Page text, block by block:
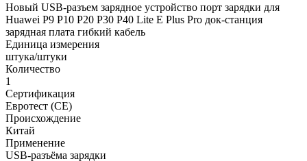
Новый USB-разъем зарядное устройство порт зарядки для
Huawei P9 P10 P20 P30 P40 Lite E Plus Pro док-станция
зарядная плата гибкий кабель
Единица измерения
штука/штуки
Количество
1
Сертификация
Евротест (СЕ)
Происхождение
Китай
Применение
USB-разъёма зарядки